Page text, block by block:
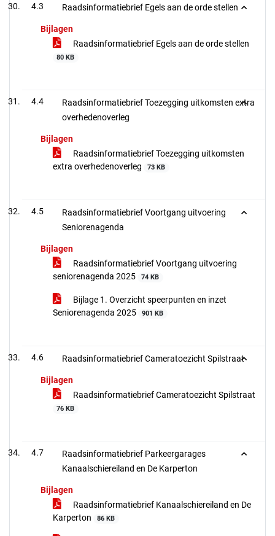
4.3 Raadsinformatiebrief Egels aan de orde stellen
Bijlagen
Raadsinformatiebrief Egels aan de orde stellen
80 KB
4.4
Raadsinformatiebrief Toezegging uitkomsten extra
overhedenoverleg
Bijlagen
Raadsinformatiebrief Toezegging uitkomsten
extra overhedenoverleg
73 KB
4.5
Raadsinformatiebrief Voortgang uitvoering
Seniorenagenda
Bijlagen
Raadsinformatiebrief Voortgang uitvoering
seniorenagenda 2025
74 KB
Bijlage 1. Overzicht speerpunten en inzet
Seniorenagenda 2025
901 KB
4.6 Raadsinformatiebrief Cameratoezicht Spilstraat
Bijlagen
Raadsinformatiebrief Cameratoezicht Spilstraat
76 KB
4.7
Raadsinformatiebrief Parkeergarages
Kanaalschiereiland en De Karperton
Bijlagen
Raadsinformatiebrief Kanaalschiereiland en De
Karperton
86 KB